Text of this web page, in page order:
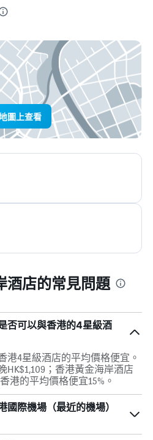
圖上查看
酒店的常見問題
否可以與香港的4星級酒
港4星級酒店的平均價格便宜。
HK$1,109；香港黃金海岸酒店
港的平均價格便宜15%。
際機場（最近的機場）